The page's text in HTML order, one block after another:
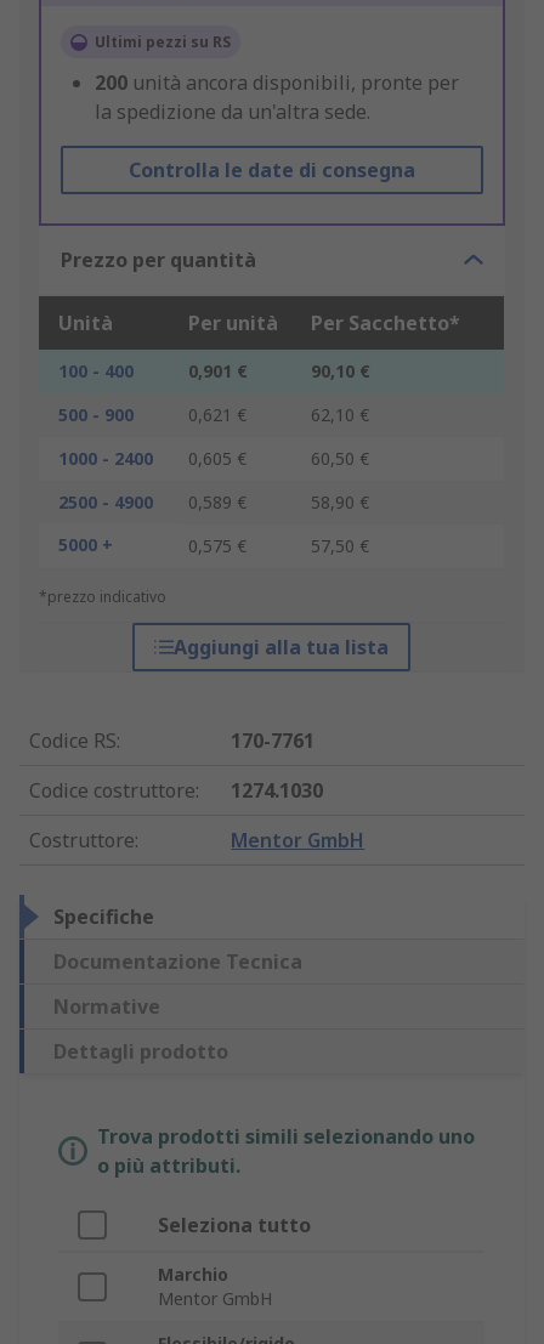
Ultimi pezzi su RS
200 unità ancora disponibili, pronte per
la spedizione da un'altra sede.
Controlla le date di consegna
Prezzo per quantità
Unità Per unità Per Sacchetto*
100 - 400 0,901 €
90,10 €
500 - 900
0,621 €
62,10 €
1000 - 2400
0,605 €
60,50 €
2500 - 4900
0,589 €
58,90 €
5000 +
0,575 € 57,50 €
*prezzo indicativo
Aggiungi alla tua lista
Codice RS:
170-7761
Codice costruttore:
1274.1030
Costruttore: Mentor GmbH
Specifiche
Documentazione Tecnica
Normative
Dettagli prodotto
Trova prodotti simili selezionando uno
o più attributi.
Seleziona tutto
Marchio
Mentor GmbH